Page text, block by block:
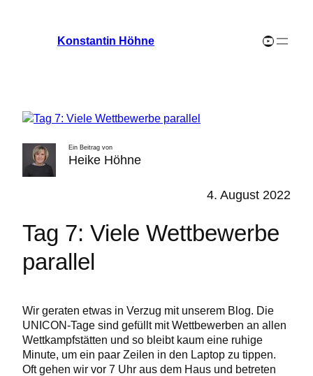
Konstantin Höhne YouTube-Channel
Ein Beitrag von
Heike Höhne
4. August 2022
Tag 7: Viele Wettbewerbe
parallel
Wir geraten etwas in Verzug mit unserem Blog. Die
UNICON-Tage sind gefüllt mit Wettbewerben an allen
Wettkampfstätten und so bleibt kaum eine ruhige
Minute, um ein paar Zeilen in den Laptop zu tippen.
Oft gehen wir vor 7 Uhr aus dem Haus und betreten